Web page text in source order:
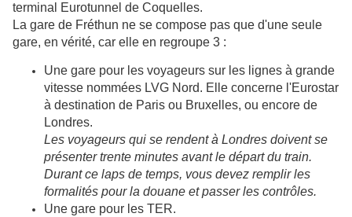
terminal Eurotunnel de Coquelles.
La gare de Fréthun ne se compose pas que d'une seule
gare, en vérité, car elle en regroupe 3 :
Une gare pour les voyageurs sur les lignes à grande
vitesse nommées LVG Nord. Elle concerne l'Eurostar
à destination de Paris ou Bruxelles, ou encore de
Londres.
Les voyageurs qui se rendent à Londres doivent se
présenter trente minutes avant le départ du train.
Durant ce laps de temps, vous devez remplir les
formalités pour la douane et passer les contrôles.
Une gare pour les TER.